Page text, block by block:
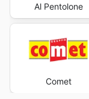
Al Pentolone
Comet